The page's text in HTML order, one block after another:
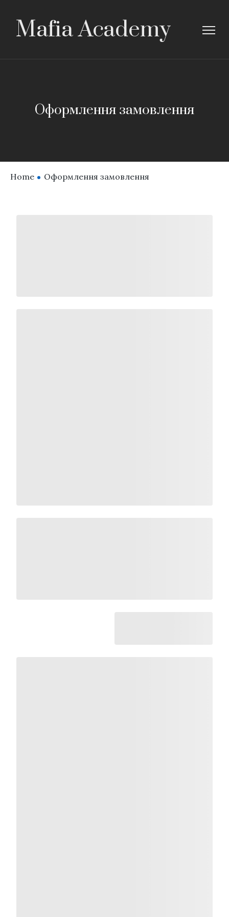
Mafia Academy
Оформлення замовлення
Home Оформлення замовлення